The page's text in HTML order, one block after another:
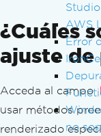
Studio
AWS
Error
no
¿Cuáles
ajuste de
Acceda al campo
usar métodos
renderizado